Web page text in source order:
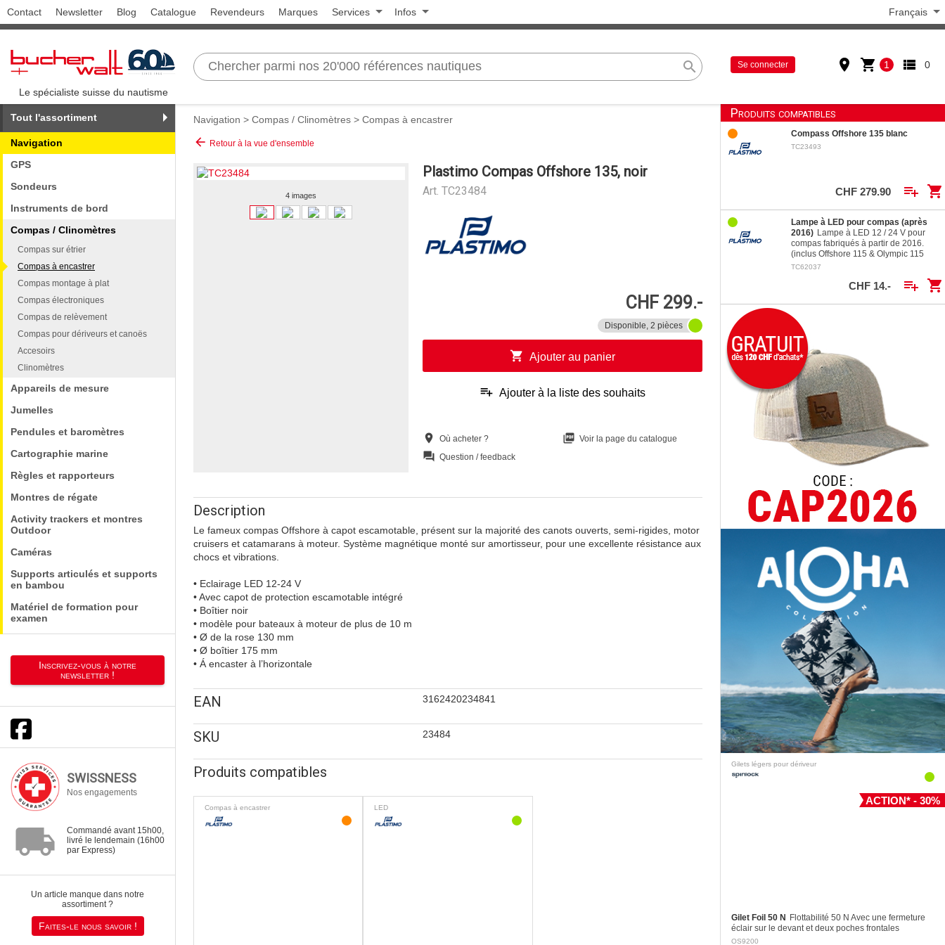
Contact Newsletter Blog Catalogue Revendeurs Marques Services Infos Français
Le spécialiste suisse du nautisme
search Se connecter place shopping_cart 1 view_list 0
Tout l'assortiment
Navigation
GPS
Sondeurs
Instruments de bord
Compas / Clinomètres
Compas sur étrier
Compas à encastrer
Compas montage à plat
Compas électroniques
Compas de relèvement
Compas pour dériveurs et canoës
Accesoirs
Clinomètres
Appareils de mesure
Jumelles
Pendules et baromètres
Cartographie marine
Règles et rapporteurs
Montres de régate
Activity trackers et montres
Outdoor
Caméras
Supports articulés et supports
en bambou
Matériel de formation pour
examen
Inscrivez-vous à notre
newsletter !
SWISSNESS
Nos engagements
local_shipping
Commandé avant 15h00,
livré le lendemain (16h00
par Express)
Un article manque dans notre
assortiment ?
Faites-le nous savoir !
Navigation > Compas / Clinomètres > Compas à encastrer
arrow_back Retour à la vue d'ensemble
4 images
Plastimo Compas Offshore 135, noir
Art. TC23484
CHF 299.-
Disponible, 2 pièces
shopping_cart Ajouter au panier
playlist_add Ajouter à la liste des souhaits
location_on Où acheter ? picture_as_pdf Voir la page du catalogue
question_answer Question / feedback
Description
Le fameux compas Offshore à capot escamotable, présent sur la majorité des canots ouverts, semi-rigides, motor
cruisers et catamarans à moteur. Système magnétique monté sur amortisseur, pour une excellente résistance aux
chocs et vibrations.
• Eclairage LED 12-24 V
• Avec capot de protection escamotable intégré
• Boîtier noir
• modèle pour bateaux à moteur de plus de 10 m
• Ø de la rose 130 mm
• Ø boîtier 175 mm
• Á encaster à l’horizontale
EAN 3162420234841
SKU 23484
Produits compatibles
Compas à encastrer LED
Produits compatibles
Compass Offshore 135 blanc
TC23493
CHF 279.90 playlist_add shopping_cart
Lampe à LED pour compas (après
2016) Lampe à LED 12 / 24 V pour
compas fabriqués à partir de 2016.
(inclus Offshore 115 & Olympic 115
depuis 2014). consommation réduite
TC62037
CHF 14.- playlist_add shopping_cart
Gilets légers pour dériveur
ACTION* - 30%
Gilet Foil 50 N Flottabilité 50 N Avec une fermeture
éclair sur le devant et deux poches frontales
Panneau arrière en deux sections avec articulation
OS9200